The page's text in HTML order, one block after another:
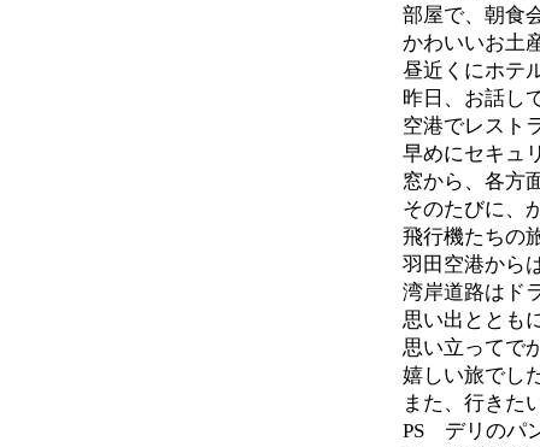
部屋で、朝食
かわいいお土
昼近くにホテ
昨日、お話し
空港でレスト
早めにセキュ
窓から、各方
そのたびに、
飛行機たちの
羽田空港から
湾岸道路はド
思い出ととも
思い立ってで
嬉しい旅でし
また、行きた
PS デリのパ